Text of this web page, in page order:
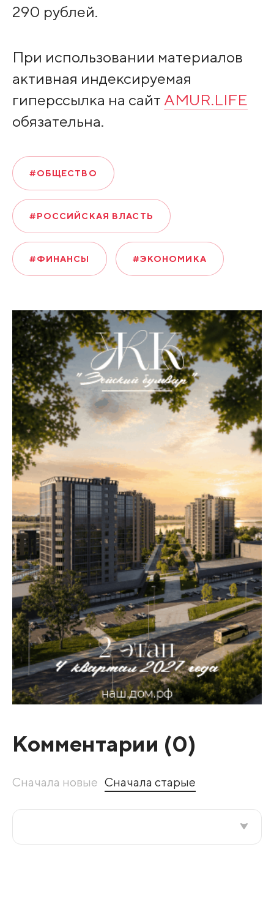
290 рублей.
При использовании материалов
активная индексируемая
гиперссылка на сайт AMUR.LIFE
обязательна.
#ОБЩЕСТВО
#РОССИЙСКАЯ ВЛАСТЬ
#ФИНАНСЫ #ЭКОНОМИКА
Комментарии (0)
Сначала новые Сначала старые